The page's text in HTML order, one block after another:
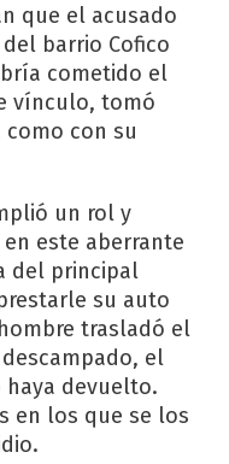
que el acusado
barrio Cofico
cometido el
vínculo, tomó
con su
un rol y
este aberrante
del principal
su auto
trasladó el
el
devuelto.
en los que se los